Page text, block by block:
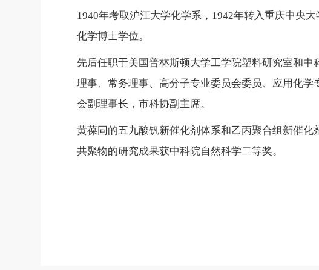
1940年考取沪江大学化学系，1942年转入重庆中央
化学博士学位。
先后任职于美国普林斯顿大学工学院塑料研究室和
理事、常务理事、高分子专业委员会委员、应用化
会副理事长，市科协副主席。
黄葆同的五九酸钒新催化剂体系和乙丙聚合组新催
共聚物的研究成果获中科院自然科学二等奖。